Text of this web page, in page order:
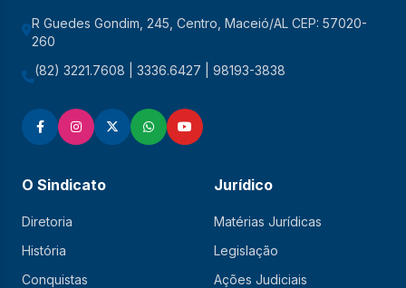
R Guedes Gondim, 245, Centro, Maceió/AL CEP: 57020-
260
(82) 3221.7608 | 3336.6427 | 98193-3838
O Sindicato
Diretoria
História
Conquistas
Jurídico
Matérias Jurídicas
Legislação
Ações Judiciais